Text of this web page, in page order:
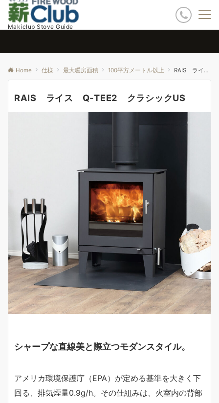
Makiclub Stove Guide
Home 仕様 最大暖房面積 100平方メートル以上 RAIS ライス Q-TEE2 クラシックUS
RAIS ライス Q-TEE2 クラシックUS
シャープな直線美と際立つモダンスタイル。
アメリカ環境保護庁（EPA）が定める基準を大きく下
回る、排気煙量0.9g/h。その仕組みは、火室内の背部